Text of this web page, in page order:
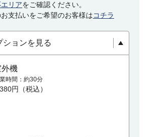
リアをご確認ください。
支払いをご希望のお客様はコチラ
ションを見る
外機
時間 約30分
円（税込）